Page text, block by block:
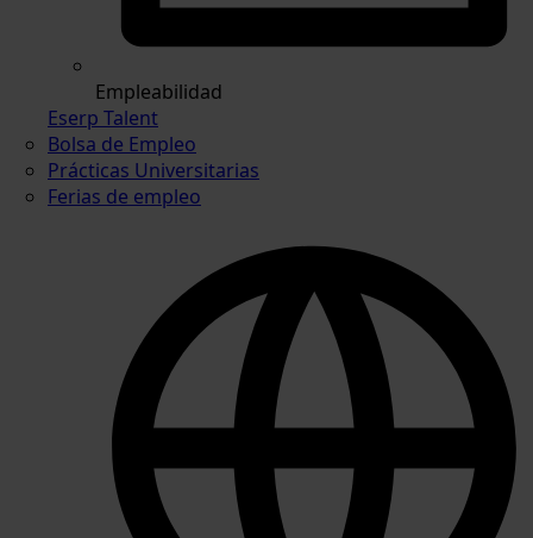
Empleabilidad
Eserp Talent
Bolsa de Empleo
Prácticas Universitarias
Ferias de empleo